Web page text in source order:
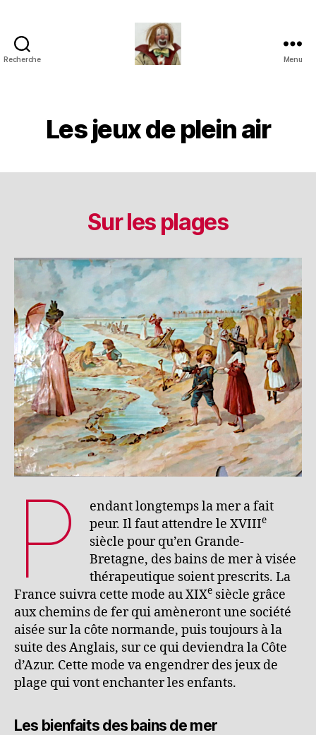
Recherche
Collection
Menu
Les jeux de plein air
Sur les plages
P
endant longtemps la mer a fait
peur. Il faut attendre le XVIIIe
siècle pour qu’en Grande-
Bretagne, des bains de mer à visée
thérapeutique soient prescrits. La
France suivra cette mode au XIXe siècle grâce
aux chemins de fer qui amèneront une société
aisée sur la côte normande, puis toujours à la
suite des Anglais, sur ce qui deviendra la Côte
d’Azur. Cette mode va engendrer des jeux de
plage qui vont enchanter les enfants.
Les bienfaits des bains de mer